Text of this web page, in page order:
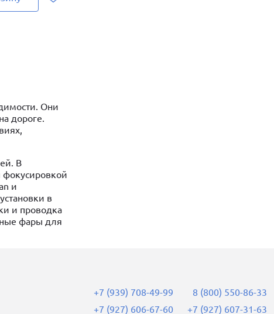
Они
дороге.
В
и
в
и проводка
фары для
+7 (939) 708-49-99
+7 (927) 606-67-60
8 (800) 550-86-33
+7 (927) 607-31-63